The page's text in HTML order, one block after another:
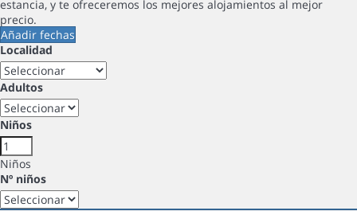
estancia, y te ofreceremos los mejores alojamientos al mejor
precio.
Añadir fechas
Localidad
Adultos
Niños
Niños
Nº niños